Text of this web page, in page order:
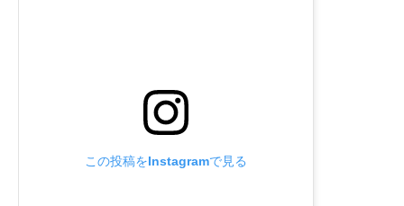
この投稿をInstagramで見る